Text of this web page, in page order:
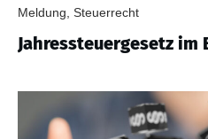
Meldung, Steuerrecht
Jahressteuergesetz im